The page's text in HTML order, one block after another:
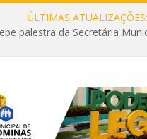
ÚLTIMAS ATUALIZAÇÕES: